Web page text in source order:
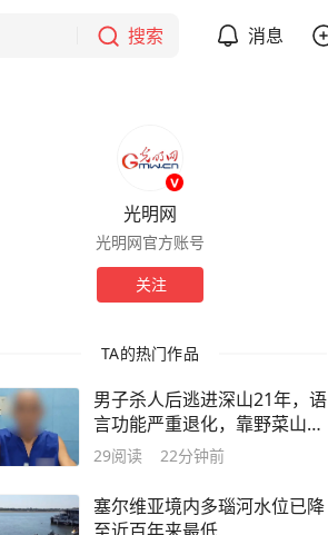
搜索 消息
光明网
光明网官方账号
关注
TA的热门作品
男子杀人后逃进深山21年，语
言功能严重退化，靠野菜山薯
果腹，常年不知肉味……村民
29阅读 22分钟前
塞尔维亚境内多瑙河水位已降